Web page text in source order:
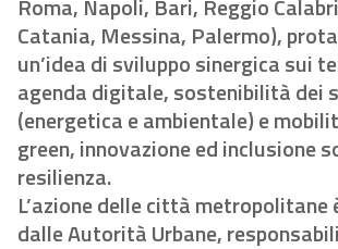
Roma, Napoli, Bari, Reggio
Catania, Messina, Palermo),
un’idea di sviluppo sinergica sui
agenda digitale, sostenibilità dei
(energetica e ambientale) e
green, innovazione ed inclusione
resilienza.
L’azione delle città
dalle Autorità Urbane, responsabili